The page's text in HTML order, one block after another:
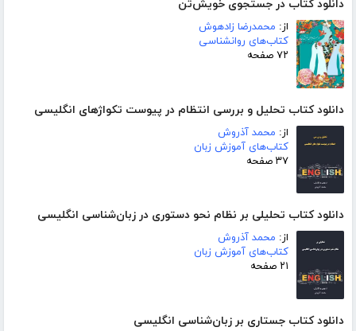
دانلود کتاب در جستجوی خویش‌تن
از: محمدرضا زادهوش
کتاب‌های روانشناسی
۷۲ صفحه
دانلود کتاب تحلیل و بررسی انتظام در پیوست تکواژهای انگلیسی
از: محمد آذروش
کتاب‌های آموزش زبان
۳۷ صفحه
دانلود کتاب تحلیلی بر نظام نحو دستوری در زبان‌شناسی انگلیسی
از: محمد آذروش
کتاب‌های آموزش زبان
۲۱ صفحه
دانلود کتاب جستاری بر زبان‌شناسی انگلیسی